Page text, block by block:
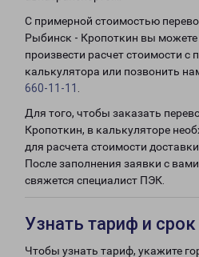
С примерной стоимостью
Рыбинск - Кропоткин вы можете
произвести расчет стоимости
калькулятора или позвонить
660-11-11
Для того, чтобы заказать
Кропоткин, в калькуляторе
для расчета стоимости
После заполнения заявки с
свяжется специалист ПЭК.
Узнать тариф и
Чтобы узнать тариф, укажите